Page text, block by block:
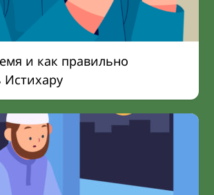
и как правильно
Истихару